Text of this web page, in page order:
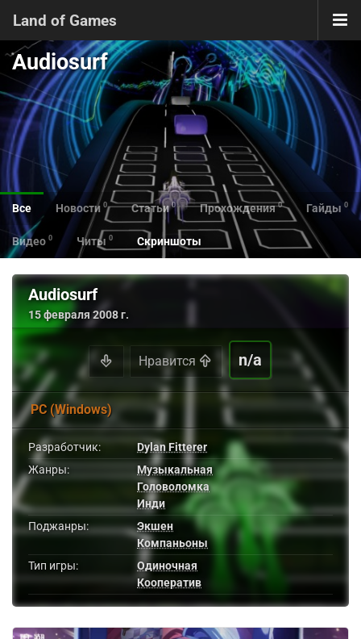
Land of Games
Audiosurf
Все Новости 0 Статьи 0 Прохождения 0 Гайды 0
Видео 0 Читы 0 Скриншоты
Audiosurf
15 февраля 2008 г.
Нравится n/a
PC (Windows)
Разработчик:
Dylan Fitterer
Жанры:
Музыкальная
Головоломка
Инди
Поджанры:
Экшен
Компаньоны
Тип игры:
Одиночная
Кооператив